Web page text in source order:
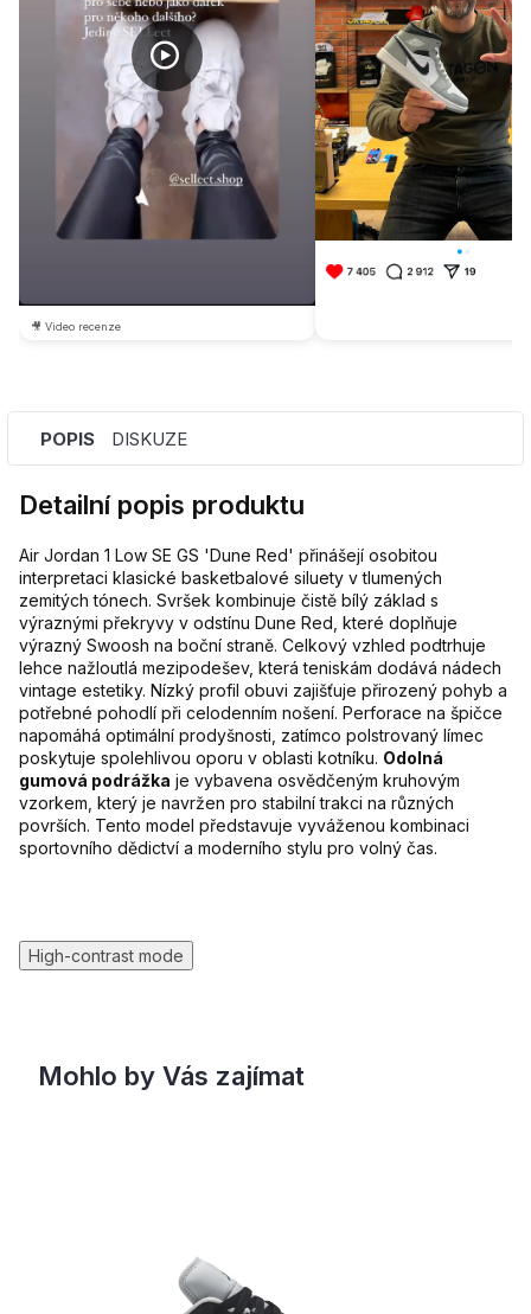
🎥 Video recenze
POPIS DISKUZE
Detailní popis produktu
Air Jordan 1 Low SE GS 'Dune Red' přinášejí osobitou
interpretaci klasické basketbalové siluety v tlumených
zemitých tónech. Svršek kombinuje čistě bílý základ s
výraznými překryvy v odstínu Dune Red, které doplňuje
výrazný Swoosh na boční straně. Celkový vzhled podtrhuje
lehce nažloutlá mezipodešev, která teniskám dodává nádech
vintage estetiky. Nízký profil obuvi zajišťuje přirozený pohyb a
potřebné pohodlí při celodenním nošení. Perforace na špičce
napomáhá optimální prodyšnosti, zatímco polstrovaný límec
poskytuje spolehlivou oporu v oblasti kotníku. Odolná
gumová podrážka je vybavena osvědčeným kruhovým
vzorkem, který je navržen pro stabilní trakci na různých
površích. Tento model představuje vyváženou kombinaci
sportovního dědictví a moderního stylu pro volný čas.
High-contrast mode